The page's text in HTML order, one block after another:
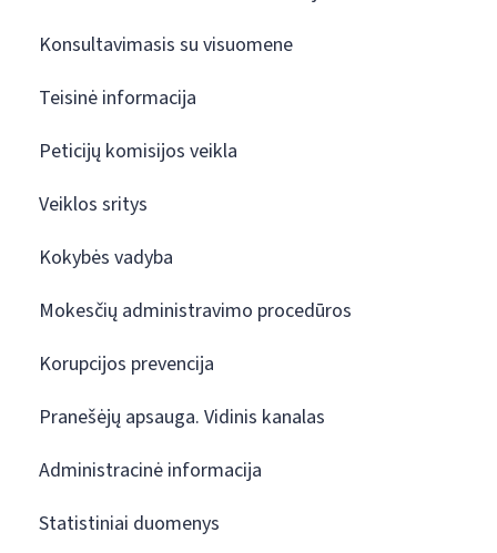
Konsultavimasis su visuomene
Teisinė informacija
Peticijų komisijos veikla
Veiklos sritys
Kokybės vadyba
Mokesčių administravimo procedūros
Korupcijos prevencija
Pranešėjų apsauga. Vidinis kanalas
Administracinė informacija
Statistiniai duomenys